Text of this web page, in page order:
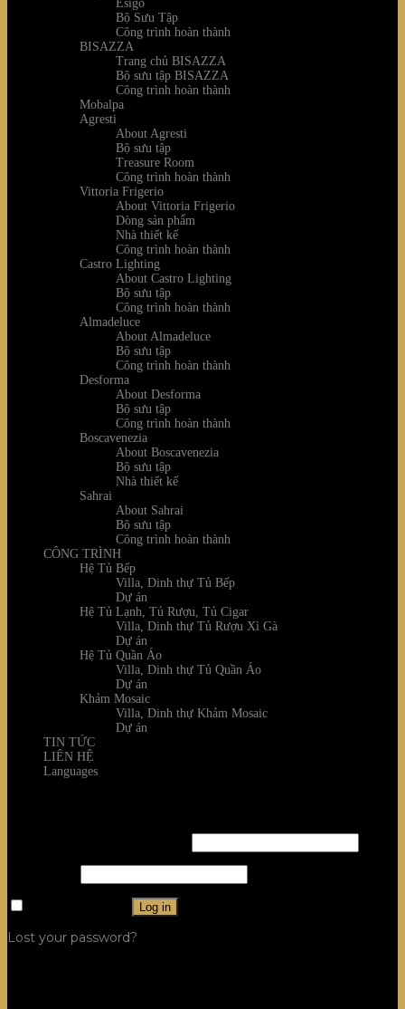
Esigo
Bộ Sưu Tập
Công trình hoàn thành
BISAZZA
Trang chủ BISAZZA
Bộ sưu tập BISAZZA
Công trình hoàn thành
Mobalpa
Agresti
About Agresti
Bộ sưu tập
Treasure Room
Công trình hoàn thành
Vittoria Frigerio
About Vittoria Frigerio
Dòng sản phẩm
Nhà thiết kế
Công trình hoàn thành
Castro Lighting
About Castro Lighting
Bộ sưu tập
Công trình hoàn thành
Almadeluce
About Almadeluce
Bộ sưu tập
Công trình hoàn thành
Desforma
About Desforma
Bộ sưu tập
Công trình hoàn thành
Boscavenezia
About Boscavenezia
Bộ sưu tập
Nhà thiết kế
Sahrai
About Sahrai
Bộ sưu tập
Công trình hoàn thành
CÔNG TRÌNH
Hệ Tủ Bếp
Villa, Dinh thự Tủ Bếp
Dự án
Hệ Tủ Lạnh, Tủ Rượu, Tủ Cigar
Villa, Dinh thự Tủ Rượu Xì Gà
Dự án
Hệ Tủ Quần Áo
Villa, Dinh thự Tủ Quần Áo
Dự án
Khảm Mosaic
Villa, Dinh thự Khảm Mosaic
Dự án
TIN TỨC
LIÊN HỆ
Languages
Log in
Lost your password?